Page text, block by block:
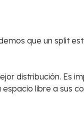
que un split
distribución. Es
libre a sus